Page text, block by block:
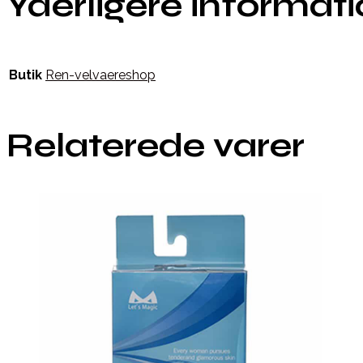
Butik Ren-velvaereshop
Relaterede varer